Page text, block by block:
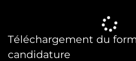
Téléchargement du
candidature